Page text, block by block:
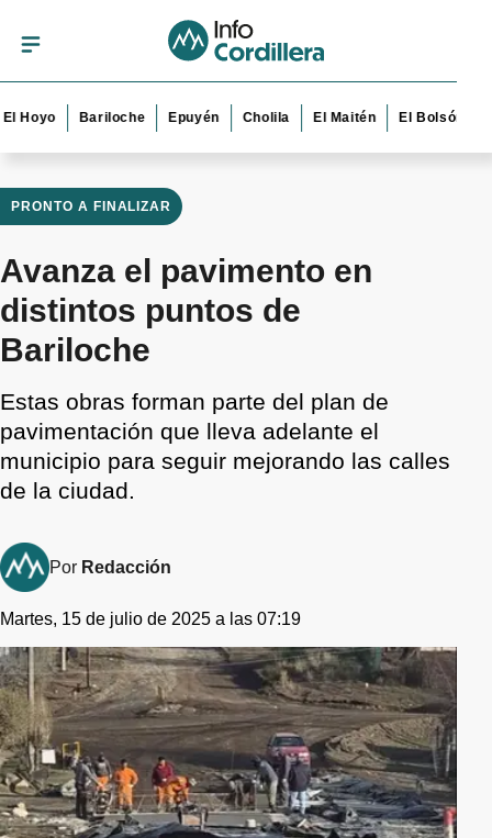
Bariloche Epuyén Cholila El Maitén El Bolsón
PRONTO A FINALIZAR
Avanza el pavimento en
distintos puntos de
Bariloche
Estas obras forman parte del plan de
pavimentación que lleva adelante el
municipio para seguir mejorando las calles
de la ciudad.
Por Redacción
Martes, 15 de julio de 2025 a las 07:19